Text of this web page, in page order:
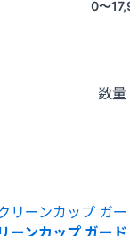
0〜
数量